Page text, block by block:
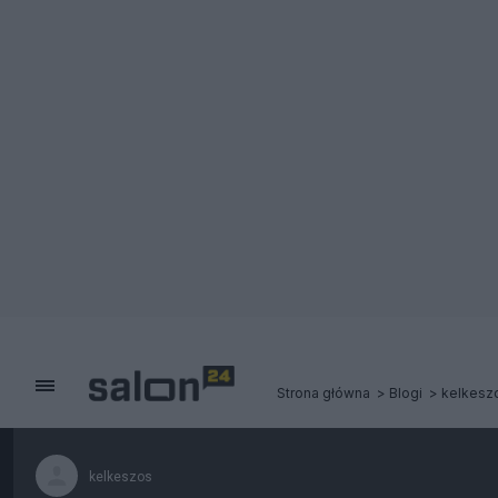
Strona główna Blogi
kelkeszos